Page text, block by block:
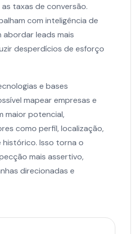
taxas de conversão.
com inteligência de
leads mais
desperdícios de esforço
e bases
mapear empresas e
maior potencial,
como perfil, localização,
Isso torna o
mais assertivo,
direcionadas e